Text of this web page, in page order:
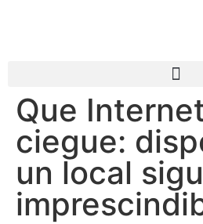
Que
ciegue:
un local